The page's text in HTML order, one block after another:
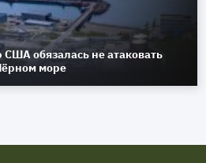
обязалась не атаковать
море